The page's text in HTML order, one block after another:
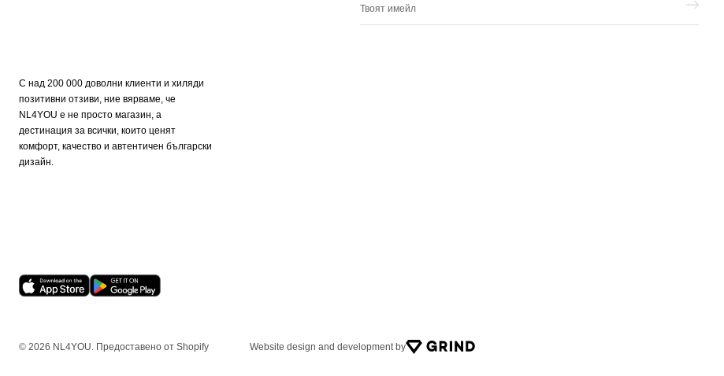
Твоят
имейл
С над 200 000 доволни клиенти и хиляди
позитивни отзиви, ние вярваме, че
NL4YOU е не просто магазин, а
дестинация за всички, които ценят
комфорт, качество и автентичен български
дизайн.
© 2026 NL4YOU. Предоставено от Shopify Website design and development by